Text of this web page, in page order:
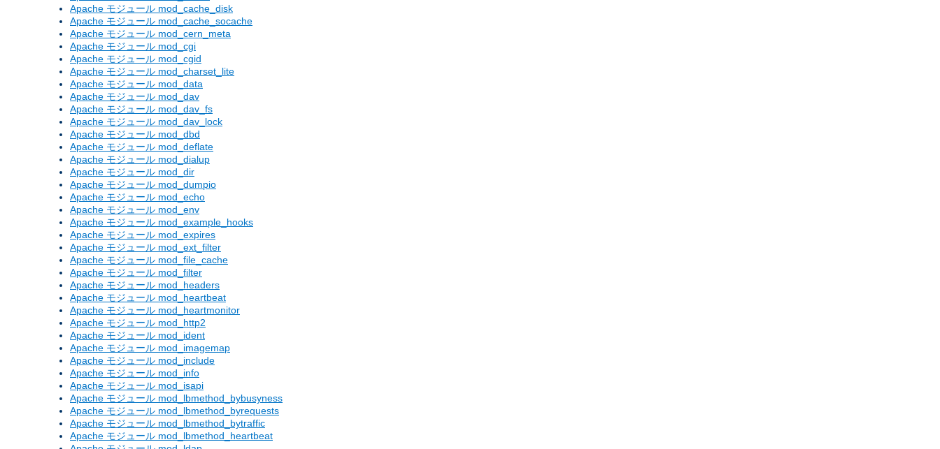
Apache モジュール mod_cache_disk
Apache モジュール mod_cache_socache
Apache モジュール mod_cern_meta
Apache モジュール mod_cgi
Apache モジュール mod_cgid
Apache モジュール mod_charset_lite
Apache モジュール mod_data
Apache モジュール mod_dav
Apache モジュール mod_dav_fs
Apache モジュール mod_dav_lock
Apache モジュール mod_dbd
Apache モジュール mod_deflate
Apache モジュール mod_dialup
Apache モジュール mod_dir
Apache モジュール mod_dumpio
Apache モジュール mod_echo
Apache モジュール mod_env
Apache モジュール mod_example_hooks
Apache モジュール mod_expires
Apache モジュール mod_ext_filter
Apache モジュール mod_file_cache
Apache モジュール mod_filter
Apache モジュール mod_headers
Apache モジュール mod_heartbeat
Apache モジュール mod_heartmonitor
Apache モジュール mod_http2
Apache モジュール mod_ident
Apache モジュール mod_imagemap
Apache モジュール mod_include
Apache モジュール mod_info
Apache モジュール mod_isapi
Apache モジュール mod_lbmethod_bybusyness
Apache モジュール mod_lbmethod_byrequests
Apache モジュール mod_lbmethod_bytraffic
Apache モジュール mod_lbmethod_heartbeat